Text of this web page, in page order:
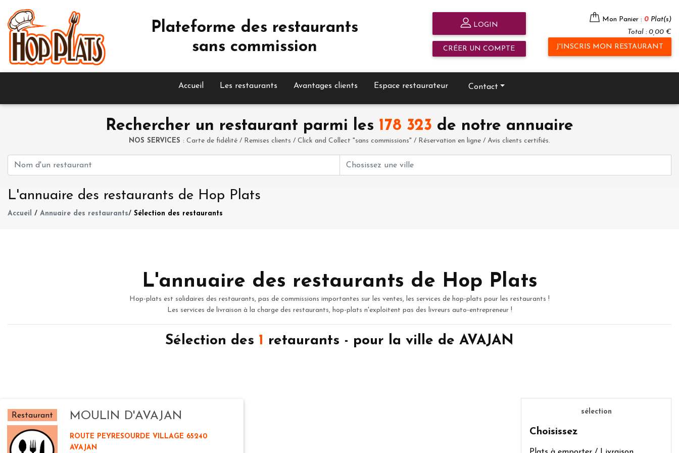
Plateforme des restaurants
sans commission
LOGIN
CRÉER UN COMPTE
Mon Panier : 0 Plat(s)
Total : 0,00 €
J'INSCRIS MON RESTAURANT
Accueil Les restaurants Avantages clients Espace restaurateur Contact
Rechercher un restaurant parmi les 178 323 de notre annuaire
NOS SERVICES : Carte de fidélité / Remises clients / Click and Collect "sans commissions" / Réservation en ligne / Avis clients certifiés.
L'annuaire des restaurants de Hop Plats
Accueil / Annuaire des restaurants/ Sélection des restaurants
L'annuaire des restaurants de Hop Plats
Hop-plats est solidaires des restaurants, pas de commissions importantes sur les ventes, les services de hop-plats pour les restaurants !
Les services de livraison à la charge des restaurants, hop-plats n'exploitent pas des livreurs auto-entrepreneur !
Sélection des 1 retaurants - pour la ville de AVAJAN
Restaurant MOULIN D'AVAJAN
ROUTE PEYRESOURDE VILLAGE 65240
AVAJAN
sélection
Choisissez